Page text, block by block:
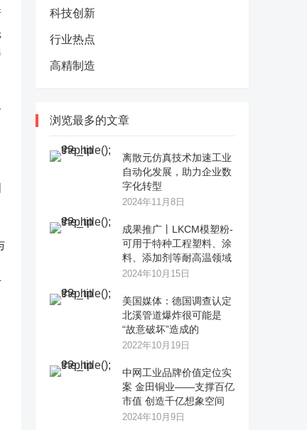
科技创新
行业热点
高精制造
浏览最多的文章
离散元仿真技术加速工业
自动化发展，助力企业数
字化转型
2024年11月8日
成果推广丨LKCM模塑粉-
可用于特种工程塑料、涂
料、添加剂等耐高温领域
2024年10月15日
美国媒体：德国调查认定
北溪管道爆炸很可能是
“故意破坏”造成的
2022年10月19日
中网工业品牌价值定位实
案 金田铜业——支撑百亿
市值 创造千亿想象空间
2024年10月9日